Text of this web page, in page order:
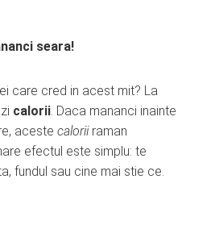
seara!
care cred in acest mit? La
calorii. Daca mananci inainte
aceste calorii raman
efectul este simplu: te
fundul sau cine mai stie ce.